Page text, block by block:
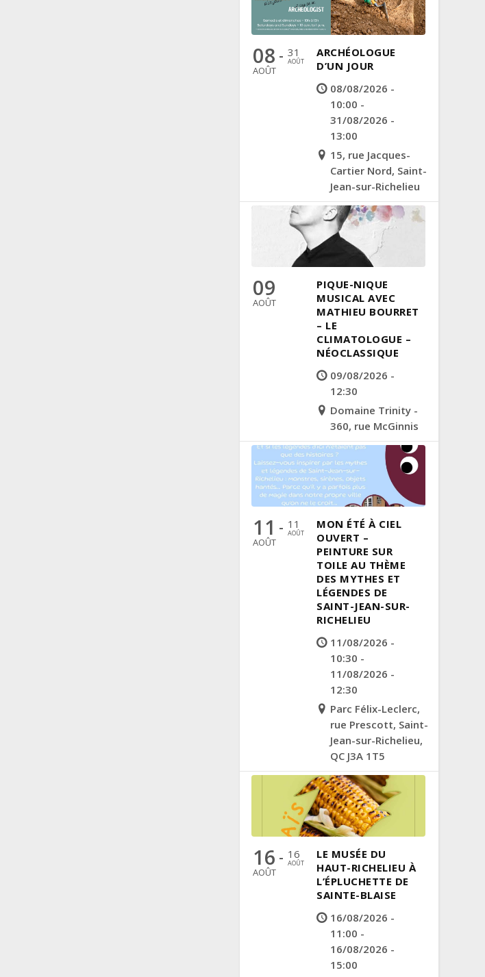
08
AOÛT
- 31
AOÛT
ARCHÉOLOGUE
D’UN JOUR
08/08/2026 -
10:00 -
31/08/2026 -
13:00
15, rue Jacques-
Cartier Nord, Saint-
Jean-sur-Richelieu
09
AOÛT
PIQUE-NIQUE
MUSICAL AVEC
MATHIEU BOURRET
– LE
CLIMATOLOGUE –
NÉOCLASSIQUE
09/08/2026 -
12:30
Domaine Trinity -
360, rue McGinnis
11
AOÛT
- 11
AOÛT
MON ÉTÉ À CIEL
OUVERT –
PEINTURE SUR
TOILE AU THÈME
DES MYTHES ET
LÉGENDES DE
SAINT-JEAN-SUR-
RICHELIEU
11/08/2026 -
10:30 -
11/08/2026 -
12:30
Parc Félix-Leclerc,
rue Prescott, Saint-
Jean-sur-Richelieu,
QC J3A 1T5
16
AOÛT
- 16
AOÛT
LE MUSÉE DU
HAUT-RICHELIEU À
L’ÉPLUCHETTE DE
SAINTE-BLAISE
16/08/2026 -
11:00 -
16/08/2026 -
15:00